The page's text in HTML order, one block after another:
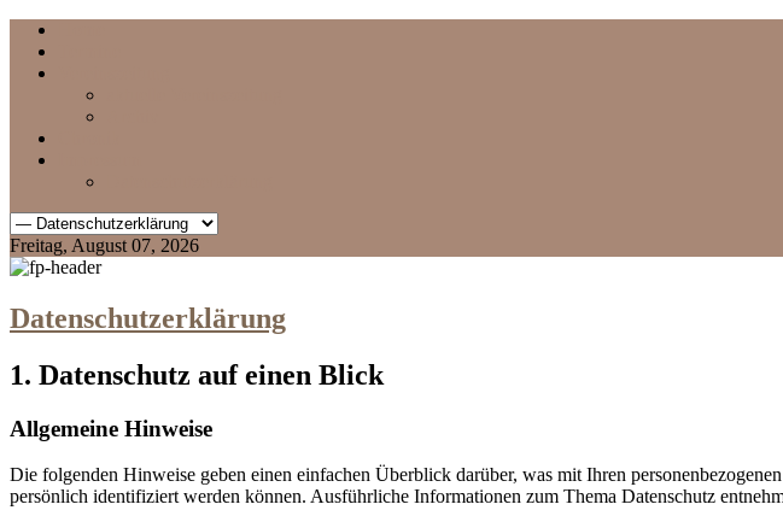
Freitag, August 07, 2026
Datenschutzerklärung
1. Datenschutz auf einen Blick
Allgemeine Hinweise
Die folgenden Hinweise geben einen einfachen Überblick darüber, was mit Ihren
persönlich identifiziert werden können. Ausführliche Informationen zum Thema Datenschutz